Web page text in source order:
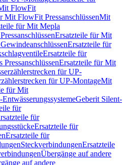
FlowFit
Mit FlowFit PressanschlüssenMit
für Mit Mepla
Ersatzteile für Mit
Ersatzteile für
Ersatzteile für
PressanschlüssenErsatzteile für Mit
für UP-
für UP-MontageMit
für Mit
EntwässerungssystemeGeberit Silent-
für
für
Ersatzteile für
Ersatzteile für
SteckverbindungenErsatzteile
Übergänge auf andere
auf andere